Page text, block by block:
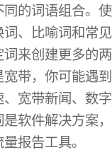
词语组合。使
、比喻词和常
来创建更多的
带，你可能遇
宽带新闻、数
软件解决方案
报告工具。